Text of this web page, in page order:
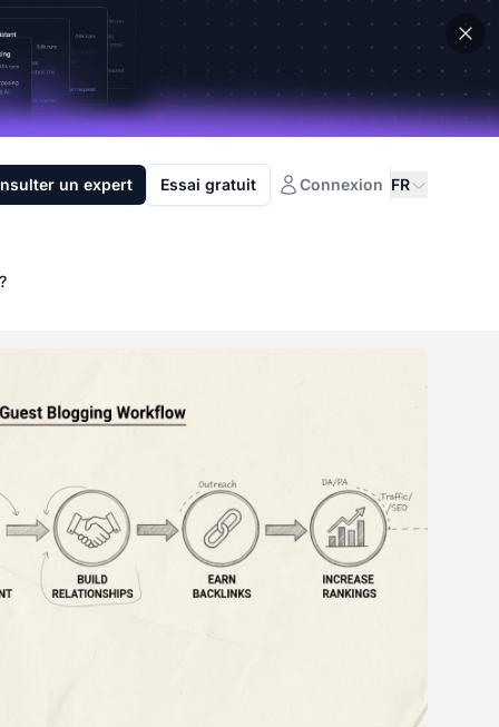
un expert Essai gratuit Connexion FR